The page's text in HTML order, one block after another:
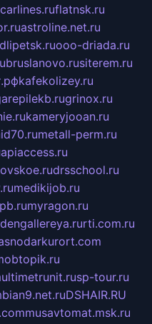
carlines.ruflatnsk.ru
astroline.net.ru
ooo-driada.ru
bruslanovo.rusiterem.ru
kafekolizey.ru
grinox.ru
kameryjooan.ru
metall-perm.ru
apiaccess.ru
drsschool.ru
medikijob.ru
myragon.ru
rti.com.ru
sp-tour.ru
DSHAIR.RU
musavtomat.msk.ru